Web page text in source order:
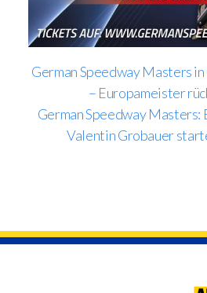
German Speedway Masters
– Europameister
German Speedway Masters:
Valentin Grobauer